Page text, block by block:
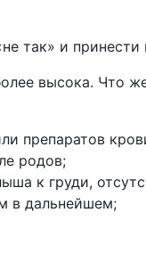
так» и принести
высока. Что
препаратов
родов;
к груди,
в дальнейшем;